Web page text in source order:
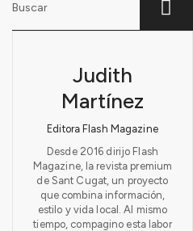
Judith
Martínez
Editora Flash Magazine
Desde 2016 dirijo Flash
Magazine, la revista premium
de Sant Cugat, un proyecto
que combina información,
estilo y vida local. Al mismo
tiempo, compagino esta labor